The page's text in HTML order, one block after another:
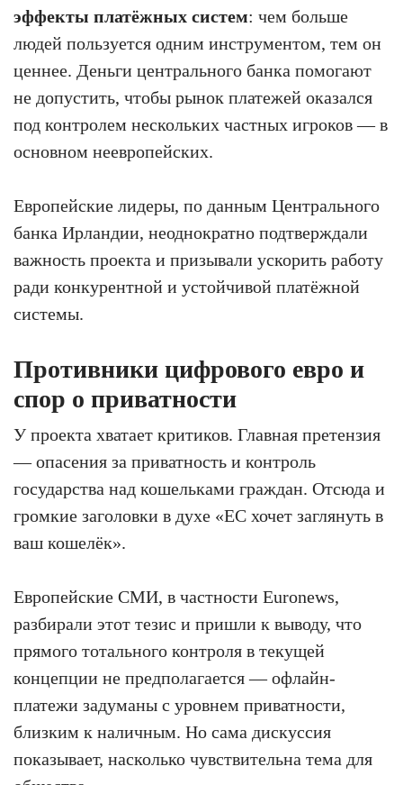
эффекты платёжных систем: чем больше
людей пользуется одним инструментом, тем он
ценнее. Деньги центрального банка помогают
не допустить, чтобы рынок платежей оказался
под контролем нескольких частных игроков — в
основном неевропейских.
Европейские лидеры, по данным Центрального
банка Ирландии, неоднократно подтверждали
важность проекта и призывали ускорить работу
ради конкурентной и устойчивой платёжной
системы.
Противники цифрового евро и
спор о приватности
У проекта хватает критиков. Главная претензия
— опасения за приватность и контроль
государства над кошельками граждан. Отсюда и
громкие заголовки в духе «ЕС хочет заглянуть в
ваш кошелёк».
Европейские СМИ, в частности Euronews,
разбирали этот тезис и пришли к выводу, что
прямого тотального контроля в текущей
концепции не предполагается — офлайн-
платежи задуманы с уровнем приватности,
близким к наличным. Но сама дискуссия
показывает, насколько чувствительна тема для